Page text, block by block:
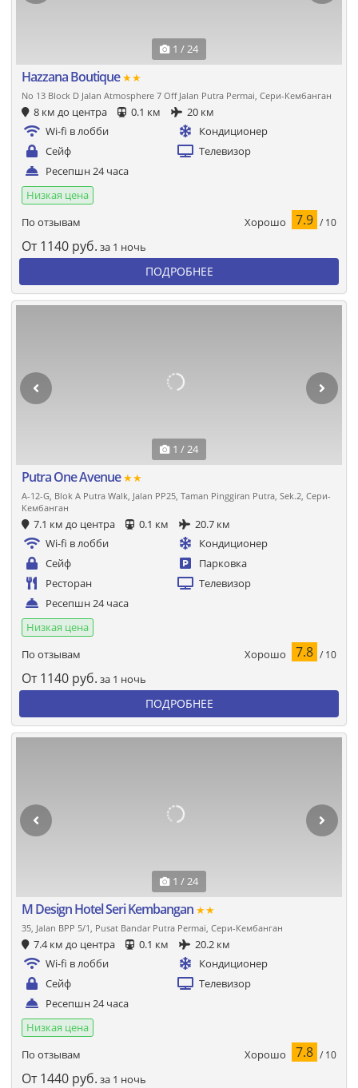
1 / 24
Hazzana Boutique★★
No 13 Block D Jalan Atmosphere 7 Off Jalan Putra Permai, Сери-Кембанган
8 км до центра 0.1 км
20 км
Wi-fi в лобби
Кондиционер
Сейф
Телевизор
Ресепшн 24 часа
Низкая цена
По отзывам
Хорошо 7.9 / 10
От 1140 руб. за 1 ночь
ПОДРОБНЕЕ
1 / 24
Putra One Avenue★★
A-12-G, Blok A Putra Walk, Jalan PP25, Taman Pinggiran Putra, Sek.2, Сери-
Кембанган
7.1 км до центра 0.1 км
20.7 км
Wi-fi в лобби
Кондиционер
Сейф
Парковка
Ресторан
Телевизор
Ресепшн 24 часа
Низкая цена
По отзывам
Хорошо 7.8 / 10
От 1140 руб. за 1 ночь
ПОДРОБНЕЕ
1 / 24
M Design Hotel Seri Kembangan ★★
35, Jalan BPP 5/1, Pusat Bandar Putra Permai, Сери-Кембанган
7.4 км до центра 0.1 км
20.2 км
Wi-fi в лобби
Кондиционер
Сейф
Телевизор
Ресепшн 24 часа
Низкая цена
По отзывам
Хорошо 7.8 / 10
От 1440 руб. за 1 ночь